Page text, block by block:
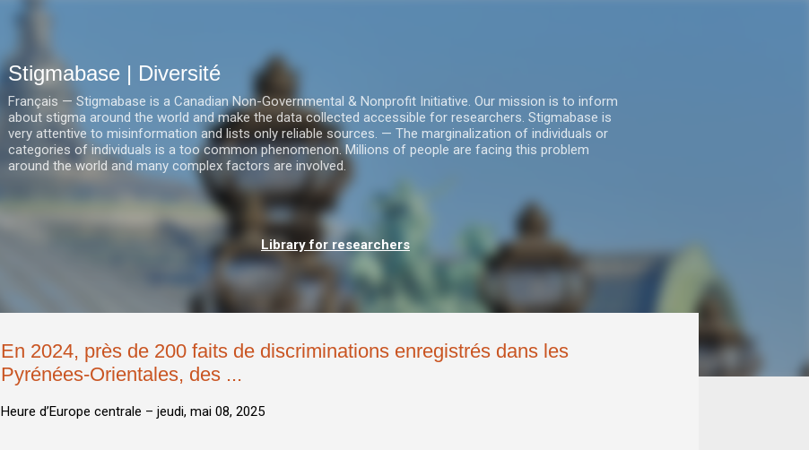
Stigmabase | Diversité
Français — Stigmabase is a Canadian Non-Governmental & Nonprofit Initiative. Our mission is to inform
about stigma around the world and make the data collected accessible for researchers. Stigmabase is
very attentive to misinformation and lists only reliable sources. — The marginalization of individuals or
categories of individuals is a too common phenomenon. Millions of people are facing this problem
around the world and many complex factors are involved.
Library for researchers
En 2024, près de 200 faits de discriminations enregistrés dans les
Pyrénées-Orientales, des ...
Heure d’Europe centrale – jeudi, mai 08, 2025